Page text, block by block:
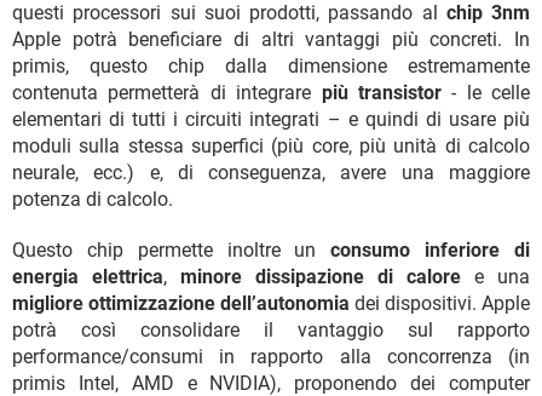
questi processori sui suoi prodotti, passando al chip 3nm
Apple potrà beneficiare di altri vantaggi più concreti. In
primis, questo chip dalla dimensione estremamente
contenuta permetterà di integrare più transistor- le celle
elementari di tutti i circuiti integrati – e quindi di usare più
moduli sulla stessa superfici (più core, più unità di calcolo
neurale, ecc.) e, di conseguenza, avere una maggiore
potenza di calcolo.
Questo chip permette inoltre unconsumo inferiore di
energia elettrica, minore dissipazione di calore e una
migliore ottimizzazione dell’autonomia dei dispositivi. Apple
potrà così consolidare il vantaggio sul rapporto
performance/consumi in rapporto alla concorrenza (in
primis Intel, AMD e NVIDIA), proponendo dei computer